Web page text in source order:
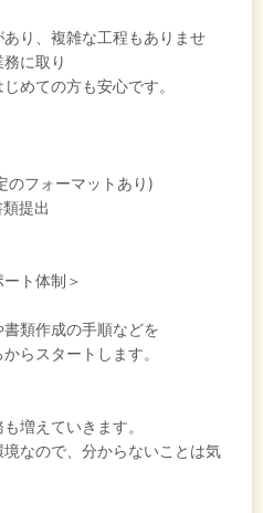
り、複雑な工程もありませ
に取り
めての方も安心です。
フォーマットあり)
提出
ト体制＞
類作成の手順などを
らスタートします。
増えていきます。
なので、分からないことは気